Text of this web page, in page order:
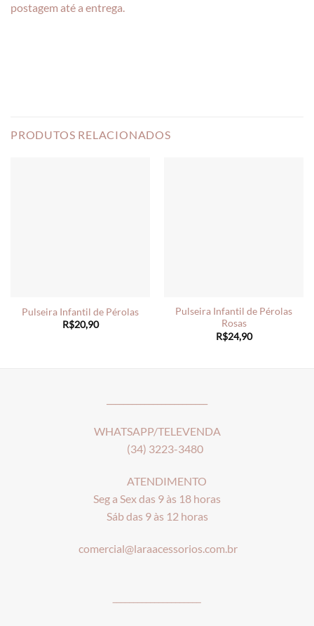
postagem até a entrega.
PRODUTOS RELACIONADOS
Pulseira Infantil de Pérolas
R$20,90
Pulseira Infantil de Pérolas
Rosas
R$24,90
WHATSAPP/TELEVENDA
(34) 3223-3480
ATENDIMENTO
Seg a Sex das 9 às 18 horas
Sáb das 9 às 12 horas
comercial@laraacessorios.com.br